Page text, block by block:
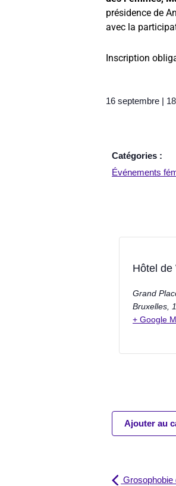
présidence de
avec la
Inscription
16 septembre |
Catégories :
Événements
Hôtel de
Grand
Bruxelles
+ Google
Ajouter au
Grosophobie